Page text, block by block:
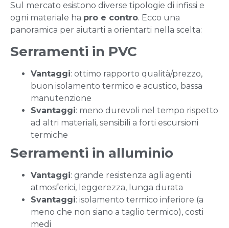
Sul mercato esistono diverse tipologie di infissi e
ogni materiale ha pro e contro. Ecco una
panoramica per aiutarti a orientarti nella scelta:
Serramenti in PVC
Vantaggi: ottimo rapporto qualità/prezzo,
buon isolamento termico e acustico, bassa
manutenzione
Svantaggi: meno durevoli nel tempo rispetto
ad altri materiali, sensibili a forti escursioni
termiche
Serramenti in alluminio
Vantaggi: grande resistenza agli agenti
atmosferici, leggerezza, lunga durata
Svantaggi: isolamento termico inferiore (a
meno che non siano a taglio termico), costi
medi